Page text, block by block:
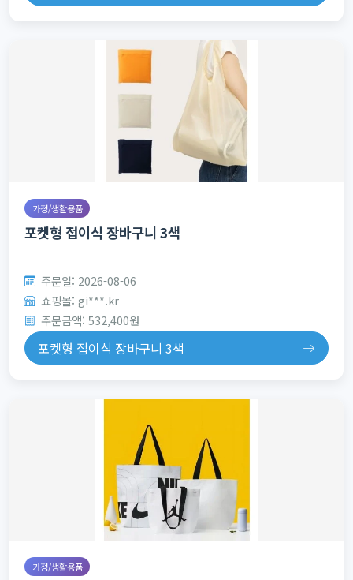
가정/생활용품
포켓형 접이식 장바구니 3색
주문일: 2026-08-06
쇼핑몰: gi***.kr
주문금액: 532,400원
포켓형 접이식 장바구니 3색
가정/생활용품